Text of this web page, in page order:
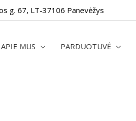
g. 67, LT-37106 Panevėžys
APIE MUS PARDUOTUVĖ